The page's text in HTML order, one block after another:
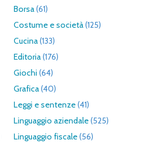
Borsa(61)
Costume e società(125)
Cucina(133)
Editoria(176)
Giochi (64)
Grafica(40)
Leggi e sentenze(41)
Linguaggio aziendale(525)
Linguaggio fiscale(56)